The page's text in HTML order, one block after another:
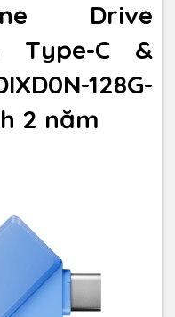
Drive
Type-C &
128G-
2 năm